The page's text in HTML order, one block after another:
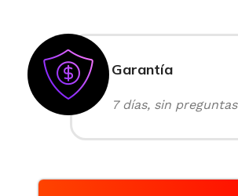
Garantía
7 días, sin preguntas